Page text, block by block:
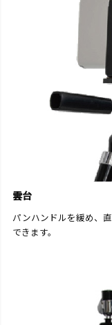
雲台
パンハンドルを緩め、
できます。